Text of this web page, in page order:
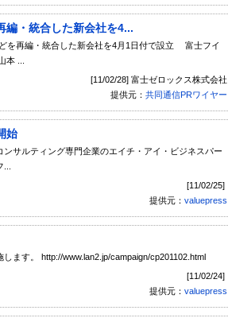
編・統合した新会社を4...
を再編・統合した新会社を4月1日付で設立 富士フイ
本 ...
[11/02/28] 富士ゼロックス株式会社
提供元： 共同通信PRワイヤー
始
サルティング専門企業のエイチ・アイ・ビジネスパー
[11/02/25]
提供元： valuepress
ます。 http://www.lan2.jp/campaign/cp201102.html
[11/02/24]
提供元： valuepress